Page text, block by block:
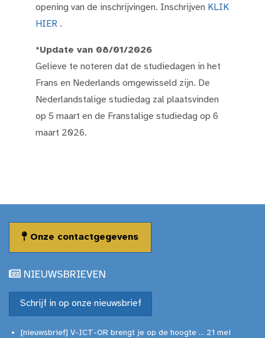
opening van de inschrijvingen. Inschrijven KLIK
HIER .
*Update van 08/01/2026
Gelieve te noteren dat de studiedagen in het
Frans en Nederlands omgewisseld zijn. De
Nederlandstalige studiedag zal plaatsvinden
op 5 maart en de Franstalige studiedag op 6
maart 2026.
Onze contactgegevens
NIEUWSBRIEVEN
Schrijf in op onze nieuwsbrief
[nieuwsbrief] V-ICT-OR brengt je op de hoogte ... 21 mei